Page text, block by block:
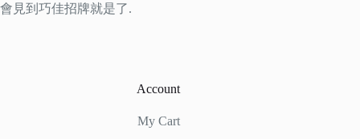
會見到巧佳招牌就是了.
Account
My Cart